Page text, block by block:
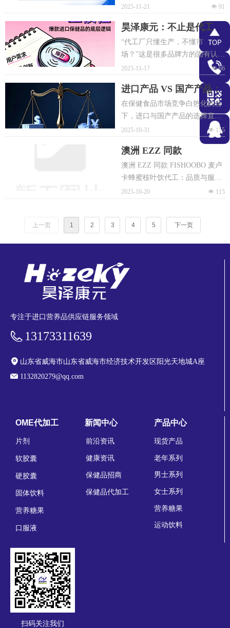
（孕妇、中老年等）匹配定位，
等），明确产能、交期及欧盟有
机认证等质量标准，确保合规。
如软胶囊需专用生产线，这类细
节需提前确认。清晰需求可精准
筛选合作方，规避后期纠纷，夯
实合作基础。
넶 91
2025-11-21
昊泽康元：不止是代工
厂，更是你的 “产品力引
擎”
“代工厂只懂生产，不懂市
场？”这是很多品牌方的固有认
知。但在进口营养品赛道，昊泽
康元正打破偏见——我们不止是
生产方，更是客户的“产品力重塑
伙伴”。传统代工厂常陷入“按单
生产”的被动，而昊泽康元从合作
初期就深入参与，结合市场数据
넶 66
2025-11-17
进口产品 VS 国产产品：
一份给品牌创始人的成本
与效益分析报告
在保健食品市场竞争白热化的当
下，进口与国产产品的选择直接
影响品牌布局与市场收益。本文
从成本结构与效益产出维度，为
品牌创始人提供实用决策参考。
넶 155
2025-10-31
澳洲 EZZ 同款
FISHOOBO 麦卢卡蜂蜜
桉叶饮代工：品质与服务
并优
澳洲 EZZ 同款 FISHOOBO 麦卢
卡蜂蜜桉叶饮代工：品质与服务
并优，品质是代工核心竞争力。
源成分源头，搭配澳洲原生桉叶
过全链条质量追溯体系，确保每
批次产品的一致性与安全性，为
넶 115
2025-10-20
上一页 1 2 3 4 5 下一页
扫码关注我们
专注于进口营养品供应链服务领域
13173311639
山东省威海市山东省威海市经济技术开发区阳光天地城A座
1132820279@qq.com
片剂
软胶囊
硬胶囊
固体饮料
营养糖果
口服液
OME代加工 新闻中心
前沿资讯
健康资讯
保健品招商
保健品代加工
产品中心
现货产品
老年系列
男士系列
女士系列
营养糖果
运动饮料